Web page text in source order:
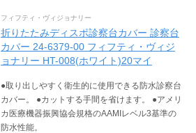
フィフティ・ヴィジョナリー
折りたたみディスポ診察台カバー 診察台
カバー 24-6379-00 フィフティ・ヴィジ
ョナリー HT-008(ホワイト)20マイ
●取り出しやすく衛生的に使用できる防水診察台
カバー。 ●カットする手間を省けます。 ●アメリ
カ医療機器振興協会規格のAAMIレベル3基準の
防水性能。